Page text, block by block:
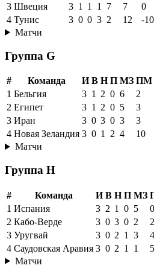
3 Швеция 3 1 1 1 7 7 0
4 Тунис 3 0 0 3 2 12 -10
Матчи
Группа G
# Команда И В Н П МЗ ПМ
1 Бельгия 3 1 2 0 6 2
2 Египет 3 1 2 0 5 3
3 Иран 3 0 3 0 3 3
4 Новая Зеландия 3 0 1 2 4 10
Матчи
Группа H
# Команда И В Н П МЗ
1 Испания 3 2 1 0 5 0
2 Кабо-Верде 3 0 3 0 2 2
3 Уругвай 3 0 2 1 3 4
4 Саудовская Аравия 3 0 2 1 1 5
Матчи